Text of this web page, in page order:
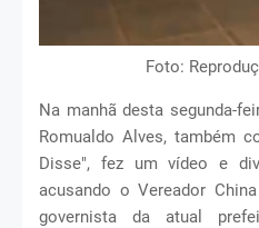
Foto:
Na manhã desta segunda-
Romualdo Alves, também
Disse", fez um vídeo e
acusando o Vereador
governista da atual